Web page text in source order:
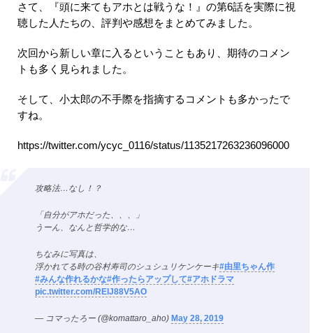
さて、『頭に来てもアホとは戦うな！』の第6話を実際に視
聴した人たちの、評判や感想をまとめてみました。
次回から新しい章に入るということもあり、期待のコメン
トも多く見られました。
そして、小太郎の不手際を指摘するコメントも多かったで
すね。
https://twitter.com/ycyc_0116/status/1135217263236096000
攻略法…なし！？
「自分がアホだった、、、」
うーん、なんと哲学的な…
ちなみに写真は、
浮かれてる時の谷村寿司のシュシュリケンケーキ#由里ちゃん作
#みんな作れるかな#作ったらアップして#アホドラマ
pic.twitter.com/RElJ88V5AO
— コマったろー (@komattaro_aho) May 28, 2019